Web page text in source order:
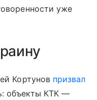
уже
Кортунов призвал
объекты КТК —